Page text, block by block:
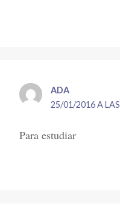
ADA
25/01/2016 A
Para estudiar